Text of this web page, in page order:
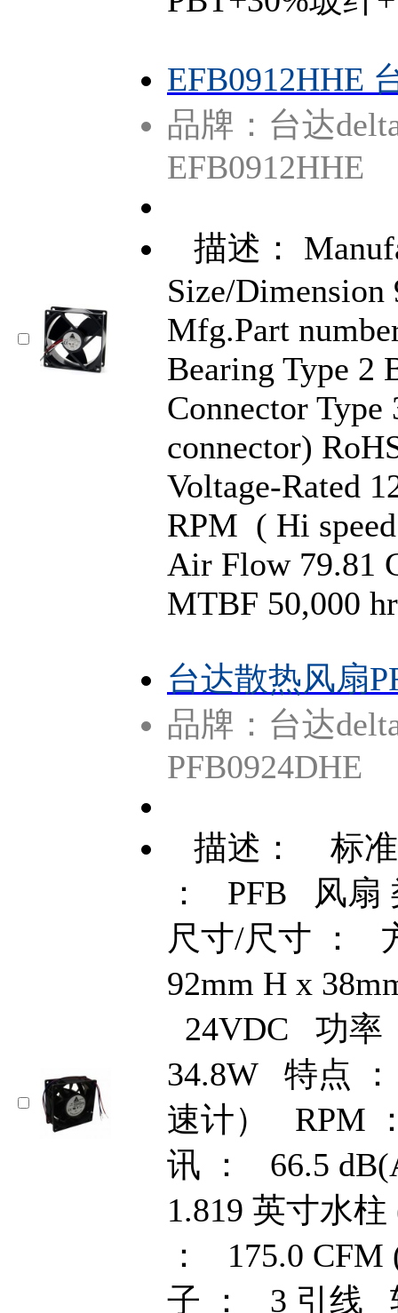
EFB0912HHE
品牌：台达
EFB0912HHE
描述：
Size/Dimension
Mfg.Part
Bearing Type 2
Connector
connector)
Voltage-Rated
RPM ( Hi
Air Flow 79.81
MTBF 50,000
台达散热风扇
品牌：台达
PFB0924DHE
描述： 标
： PFB 风
尺寸/尺寸 ：
92mm H x
24VDC 功率
34.8W 特点
速计） RPM
讯 ： 66.5
1.819 英寸水
： 175.0
子 ： 3 引线